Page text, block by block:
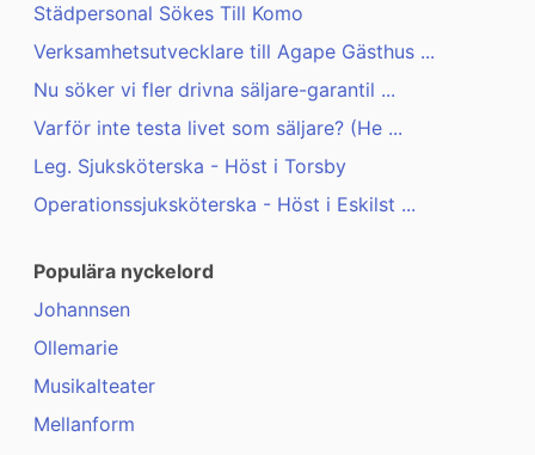
Städpersonal Sökes Till Komo
Verksamhetsutvecklare till Agape Gästhus ...
Nu söker vi fler drivna säljare-garantil ...
Varför inte testa livet som säljare? (He ...
Leg. Sjuksköterska - Höst i Torsby
Operationssjuksköterska - Höst i Eskilst ...
Populära nyckelord
Johannsen
Ollemarie
Musikalteater
Mellanform